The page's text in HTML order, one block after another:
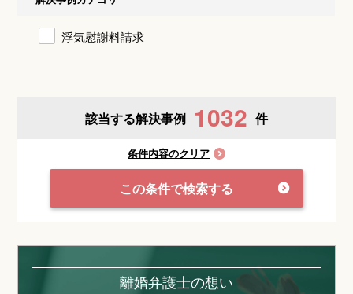
浮気慰謝料請求
該当する解決事例 1032 件
条件内容のクリア
この条件で検索する
離婚弁護士の想い